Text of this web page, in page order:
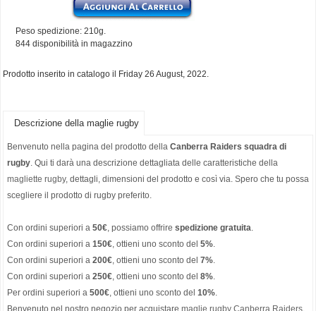
Peso spedizione: 210g.
844 disponibilità in magazzino
Prodotto inserito in catalogo il Friday 26 August, 2022.
Descrizione della maglie rugby
Benvenuto nella pagina del prodotto della Canberra Raiders squadra di
rugby. Qui ti darà una descrizione dettagliata delle caratteristiche della
magliette rugby, dettagli, dimensioni del prodotto e così via. Spero che tu possa
scegliere il prodotto di rugby preferito.
Con ordini superiori a 50€, possiamo offrire spedizione gratuita.
Con ordini superiori a 150€, ottieni uno sconto del 5%.
Con ordini superiori a 200€, ottieni uno sconto del 7%.
Con ordini superiori a 250€, ottieni uno sconto del 8%.
Per ordini superiori a 500€, ottieni uno sconto del 10%.